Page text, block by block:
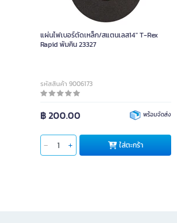
แผ่นไฟเบอร์ตัดเหล็ก/สแตนเลส14" T-Rex
Rapid พัมคิน 23327
รหัสสินค้า 9006173
฿ 200.00 พร้อมจัดส่ง
ใส่ตะกร้า